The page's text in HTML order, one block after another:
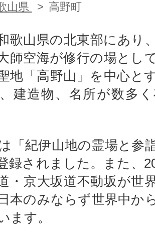
山県 高野町
歌山県の北東部にあり
師空海が修行の場とし
地「高野山」を中心と
建造物、名所が数多
「紀伊山地の霊場と参
録されました。また、
・京大坂道不動坂が世
本のみならず世界中か
ます。